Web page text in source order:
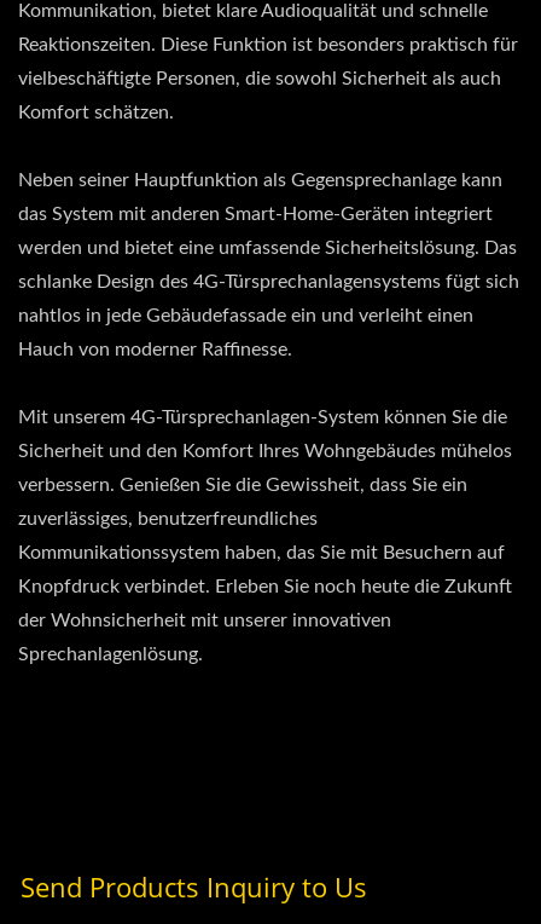
Kommunikation, bietet klare Audioqualität und schnelle
Reaktionszeiten. Diese Funktion ist besonders praktisch für
vielbeschäftigte Personen, die sowohl Sicherheit als auch
Komfort schätzen.
Neben seiner Hauptfunktion als Gegensprechanlage kann
das System mit anderen Smart-Home-Geräten integriert
werden und bietet eine umfassende Sicherheitslösung. Das
schlanke Design des 4G-Türsprechanlagensystems fügt sich
nahtlos in jede Gebäudefassade ein und verleiht einen
Hauch von moderner Raffinesse.
Mit unserem 4G-Türsprechanlagen-System können Sie die
Sicherheit und den Komfort Ihres Wohngebäudes mühelos
verbessern. Genießen Sie die Gewissheit, dass Sie ein
zuverlässiges, benutzerfreundliches
Kommunikationssystem haben, das Sie mit Besuchern auf
Knopfdruck verbindet. Erleben Sie noch heute die Zukunft
der Wohnsicherheit mit unserer innovativen
Sprechanlagenlösung.